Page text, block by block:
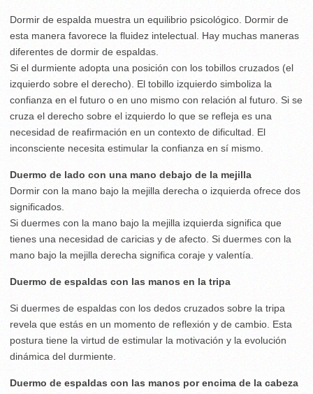
Dormir de espalda muestra un equilibrio psicológico. Dormir de
esta manera favorece la fluidez intelectual. Hay muchas maneras
diferentes de dormir de espaldas.
Si el durmiente adopta una posición con los tobillos cruzados (el
izquierdo sobre el derecho). El tobillo izquierdo simboliza la
confianza en el futuro o en uno mismo con relación al futuro. Si se
cruza el derecho sobre el izquierdo lo que se refleja es una
necesidad de reafirmación en un contexto de dificultad. El
inconsciente necesita estimular la confianza en sí mismo.
Duermo de lado con una mano debajo de la mejilla
Dormir con la mano bajo la mejilla derecha o izquierda ofrece dos
significados.
Si duermes con la mano bajo la mejilla izquierda significa que
tienes una necesidad de caricias y de afecto. Si duermes con la
mano bajo la mejilla derecha significa coraje y valentía.
Duermo de espaldas con las manos en la tripa
Si duermes de espaldas con los dedos cruzados sobre la tripa
revela que estás en un momento de reflexión y de cambio. Esta
postura tiene la virtud de estimular la motivación y la evolución
dinámica del durmiente.
Duermo de espaldas con las manos por encima de la cabeza